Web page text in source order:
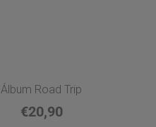
Álbum Road Trip
€20,90